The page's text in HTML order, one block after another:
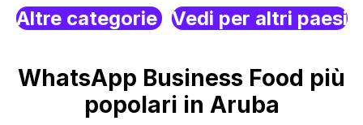
Altre categorie Vedi per altri paesi
WhatsApp Business Food più
popolari in Aruba